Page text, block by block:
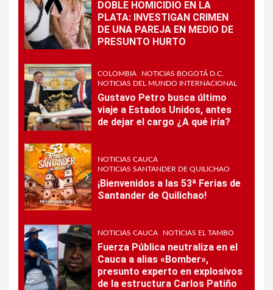
DOBLE HOMICIDIO EN LA
PLATA: INVESTIGAN CRIMEN
DE UNA PAREJA EN MEDIO DE
PRESUNTO HURTO
COLOMBIA
NOTICIAS BOGOTÁ D.C.
NOTICIAS DEL MUNDO INTERNACIONAL
Gustavo Petro busca último
viaje a Estados Unidos, antes
de dejar el cargo ¿A qué iría?
NOTICIAS CAUCA
NOTICIAS SANTANDER DE QUILICHAO
¡Bienvenidos a las 53ª Ferias de
Santander de Quilichao!
NOTICIAS CAUCA NOTICIAS EL TAMBO
Fuerza Pública neutraliza en el
Cauca a alias «Bomber»,
presunto experto en explosivos
de la estructura Carlos Patiño